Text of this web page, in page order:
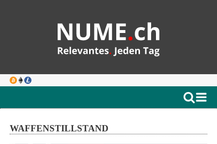
WAFFENSTILLSTAND